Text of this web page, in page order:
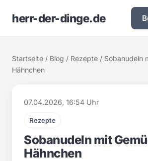
herr-der-dinge.de
Startseite / Blog / Rezepte / Sobanudeln
Hähnchen
07.04.2026, 16:54 Uhr
Rezepte
Sobanudeln mit
Hähnchen